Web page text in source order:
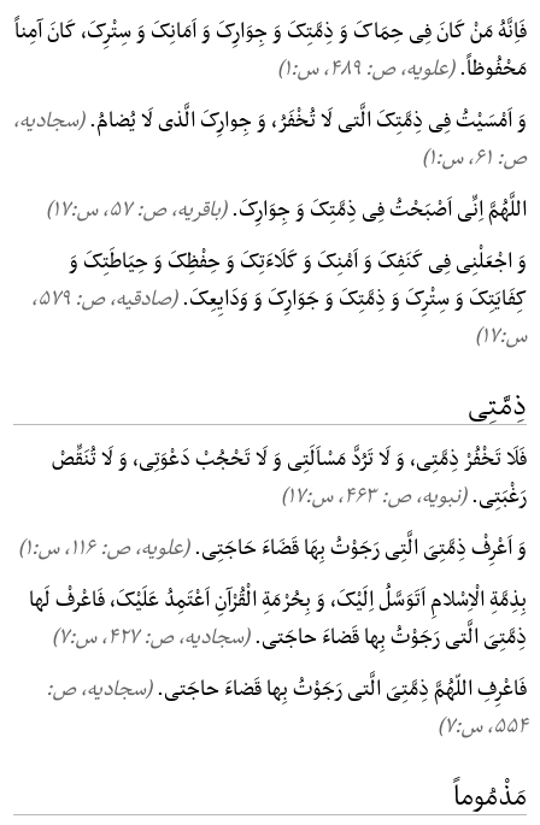
فَاِنَّهُ مَنْ کَانَ فِی حِمَاکَ وَ ذِمَّتِکَ وَ جِوَارِکَ وَ اَمَانِکَ وَ سِتْرِکَ، کَانَ آمِناً
مَحْفُوظاً.(علویه، ص: ۴۸۹, س:۱)
وَ اَمْسَیْتُ فِی ذِمَّتِکَ الَّتی لَا تُخْفَرُ، وَ جِوارِکَ الَّذی لَا یُضامُ.(سجادیه،
ص: ۶۱, س:۱)
اللَّهُمَّ اِنِّی اَصْبَحْتُ فِی ذِمَّتِکَ وَ جِوَارِکَ.(باقریه، ص: ۵۷, س:۱۷)
وَ اجْعَلْنِی فِی کَنَفِکَ وَ اَمْنِکَ وَ کَلَاءَتِکَ وَ حِفْظِکَ وَ حِیَاطَتِکَ وَ
کِفَایَتِکَ وَ سِتْرِکَ وَ ذِمَّتِکَ وَ جَوَارِکَ وَ وَدَایِعِکَ.
(صادقیه، ص: ۵۷۹,
س:۱۷)
ذِمَّتِی
فَلَا تَخْفُرْ ذِمَّتِی، وَ لَا تَرُدَّ مَسْاَلَتِی وَ لَا تَحْجُبْ دَعْوَتِی، وَ لَا تُنَقِّصْ
رَغْبَتِی.(نبویه، ص: ۴۶۳, س:۱۷)
وَ اَعْرِفْ ذِمَّتِیَ الَّتِی رَجَوْتُ بِهَا قَضَاءَ حَاجَتِی.(علویه، ص: ۱۱۶, س:۱)
بِذِمَّةِ الْاِسْلامِ اَتَوَسَّلُ اِلَیْکَ، وَ بِحُرْمَةِ الْقُرْآنِ اَعْتَمِدُ عَلَیْکَ، فَاعْرفْ لَها
ذِمَّتِیَ الَّتی رَجَوْتُ بِها قَضاءَ حاجَتی.(سجادیه، ص: ۴۲۷, س:۷)
فَاعْرِفِ اللّهُمَّ ذِمَّتِیَ الَّتی رَجَوْتُ بِها قَضاءَ حاجَتی.(سجادیه، ص:
۵۵۴, س:۷)
مَذْمُوماً